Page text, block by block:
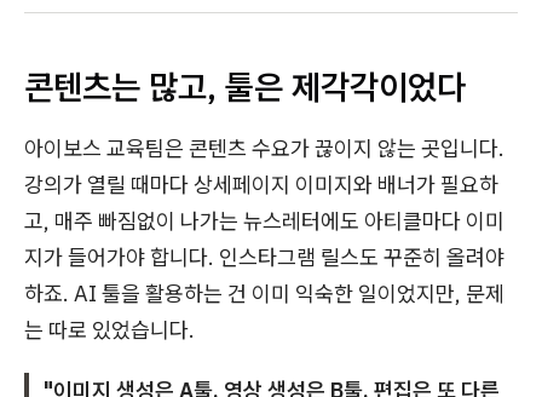
콘텐츠는 많고, 툴은 제각각이었다
아이보스 교육팀은 콘텐츠 수요가 끊이지 않는 곳입니다.
강의가 열릴 때마다 상세페이지 이미지와 배너가 필요하
고, 매주 빠짐없이 나가는 뉴스레터에도 아티클마다 이미
지가 들어가야 합니다. 인스타그램 릴스도 꾸준히 올려야
하죠. AI 툴을 활용하는 건 이미 익숙한 일이었지만, 문제
는 따로 있었습니다.
"이미지 생성은 A툴, 영상 생성은 B툴, 편집은 또 다른